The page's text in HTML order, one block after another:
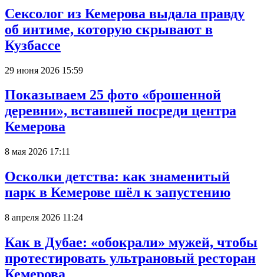
Сексолог из Кемерова выдала правду
об интиме, которую скрывают в
Кузбассе
29 июня 2026 15:59
Показываем 25 фото «брошенной
деревни», вставшей посреди центра
Кемерова
8 мая 2026 17:11
Осколки детства: как знаменитый
парк в Кемерове шёл к запустению
8 апреля 2026 11:24
Как в Дубае: «обокрали» мужей, чтобы
протестировать ультрановый ресторан